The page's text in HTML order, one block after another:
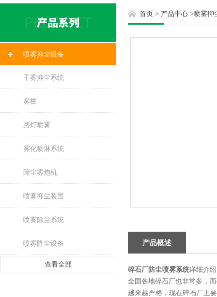
喷雾抑尘设备
干雾抑尘系统
雾桩
路灯喷雾
雾化喷淋系统
除尘雾炮机
喷雾抑尘装置
喷雾除尘系统
喷雾降尘设备
查看全部
首页 > 产品中心 >喷雾抑
产品概述
碎石厂防尘喷雾系统详细介
全国各地碎石厂也非常多，
越来越严格，现在碎石厂主